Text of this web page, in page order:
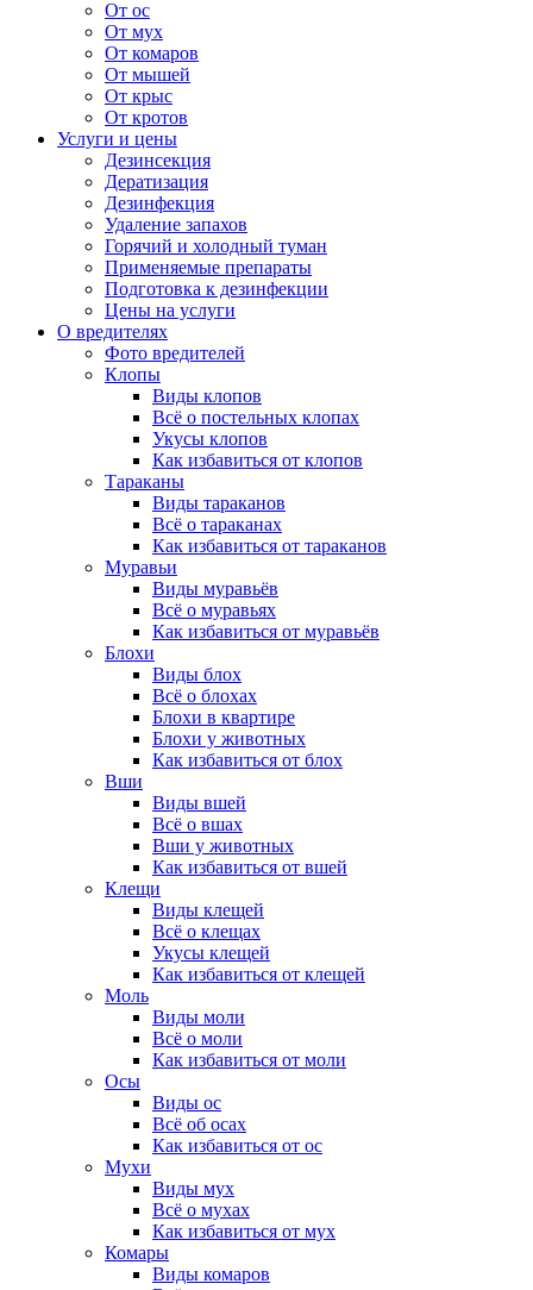
От ос
От мух
От комаров
От мышей
От крыс
От кротов
Услуги и цены
Дезинсекция
Дератизация
Дезинфекция
Удаление запахов
Горячий и холодный туман
Применяемые препараты
Подготовка к дезинфекции
Цены на услуги
О вредителях
Фото вредителей
Клопы
Виды клопов
Всё о постельных клопах
Укусы клопов
Как избавиться от клопов
Тараканы
Виды тараканов
Всё о тараканах
Как избавиться от тараканов
Муравьи
Виды муравьёв
Всё о муравьях
Как избавиться от муравьёв
Блохи
Виды блох
Всё о блохах
Блохи в квартире
Блохи у животных
Как избавиться от блох
Вши
Виды вшей
Всё о вшах
Вши у животных
Как избавиться от вшей
Клещи
Виды клещей
Всё о клещах
Укусы клещей
Как избавиться от клещей
Моль
Виды моли
Всё о моли
Как избавиться от моли
Осы
Виды ос
Всё об осах
Как избавиться от ос
Мухи
Виды мух
Всё о мухах
Как избавиться от мух
Комары
Виды комаров